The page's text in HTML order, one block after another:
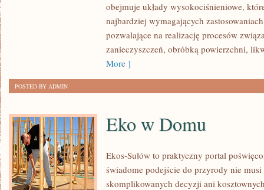
obejmuje układy wysokociśnieniowe,
najbardziej wymagających
pozwalające na realizację procesów
zanieczyszczeń, obróbką powierzchni,
More ]
POSTED BY ADMIN
Eko w Domu
Ekos-Sułów to praktyczny portal
świadome podejście do przyrody nie
skomplikowanych decyzji ani